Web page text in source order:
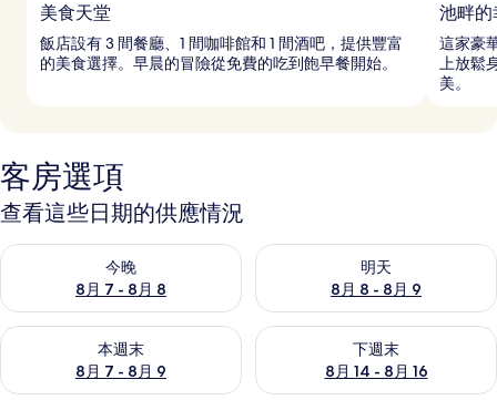
美食天堂
飯店設有 3 間餐廳、1 間咖啡館和 1 間酒吧，提供豐富
的美食選擇。早晨的冒險從免費的吃到飽早餐開始。
池畔的
這家豪
上放鬆
美。
客房選項
查看這些日期的供應情況
今晚
8月 7 - 8月 8
查看今晚 (8月 7 - 8月 8) 的供應情況
明天
8月 8 - 8月 9
查看明天 (8月 8 - 8月 9) 的供
本週末
8月 7 - 8月 9
查看本週末 (8月 7 - 8月 9) 的供應情況
下週末
8月 14 - 8月 16
查看下週末 (8月 14 - 8月 16)